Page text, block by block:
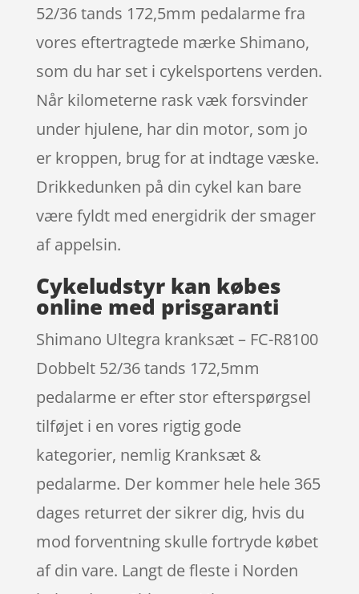
52/36 tands 172,5mm pedalarme fra
vores eftertragtede mærke Shimano,
som du har set i cykelsportens verden.
Når kilometerne rask væk forsvinder
under hjulene, har din motor, som jo
er kroppen, brug for at indtage væske.
Drikkedunken på din cykel kan bare
være fyldt med energidrik der smager
af appelsin.
Cykeludstyr kan købes
online med prisgaranti
Shimano Ultegra kranksæt – FC-R8100
Dobbelt 52/36 tands 172,5mm
pedalarme er efter stor efterspørgsel
tilføjet i en vores rigtig gode
kategorier, nemlig Kranksæt &
pedalarme. Der kommer hele hele 365
dages returret der sikrer dig, hvis du
mod forventning skulle fortryde købet
af din vare. Langt de fleste i Norden